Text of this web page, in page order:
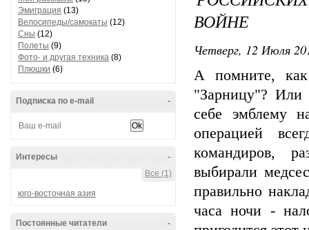
Эмиграция (13)
Велосипеды/самокаты (12)
Сны (12)
Полеты (9)
Фото- и другая техника (8)
Плюшки (6)
-
Подписка по e-mail
-
Интересы
Все (1)
юго-восточная азия
-
Постоянные читатели
ВОЙНЕ
Четверг, 12 Июля
А помните,
"Зарницу"? Или
себе эмблему
операцией
командиров,
выбирали
правильно
часа ночи -